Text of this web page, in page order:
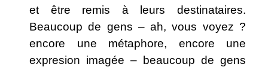
et être remis à leurs destinataires.
Beaucoup de gens – ah, vous voyez ?
encore une métaphore, encore une
expresion imagée – beaucoup de gens